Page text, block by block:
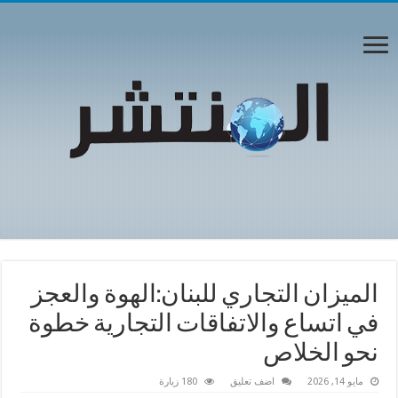
الميزان التجاري للبنان:الهوة والعجز
في اتساع والاتفاقات التجارية خطوة
نحو الخلاص
مايو 14, 2026 اضف تعليق 180 زيارة